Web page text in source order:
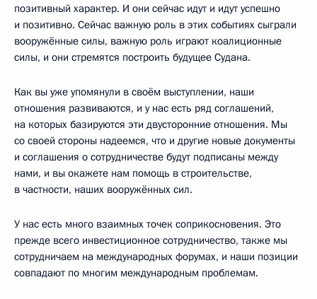
позитивный характер. И они сейчас идут и идут успешно
и позитивно. Сейчас важную роль в этих событиях сыграли
вооружённые силы, важную роль играют коалиционные
силы, и они стремятся построить будущее Судана.
Как вы уже упомянули в своём выступлении, наши
отношения развиваются, и у нас есть ряд соглашений,
на которых базируются эти двусторонние отношения. Мы
со своей стороны надеемся, что и другие новые документы
и соглашения о сотрудничестве будут подписаны между
нами, и вы окажете нам помощь в строительстве,
в частности, наших вооружённых сил.
У нас есть много взаимных точек соприкосновения. Это
прежде всего инвестиционное сотрудничество, также мы
сотрудничаем на международных форумах, и наши позиции
совпадают по многим международным проблемам.